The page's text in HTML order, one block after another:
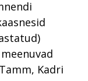
Kadri